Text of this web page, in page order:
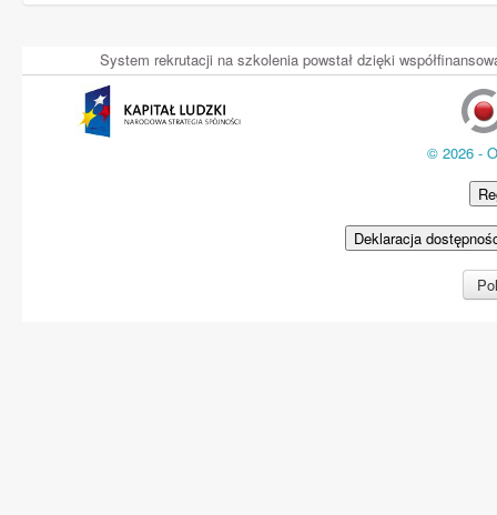
System rekrutacji na szkolenia powstał dzięki
© 2026 -
Deklaracja